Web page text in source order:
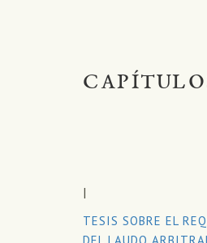
I
TESIS SOBRE EL